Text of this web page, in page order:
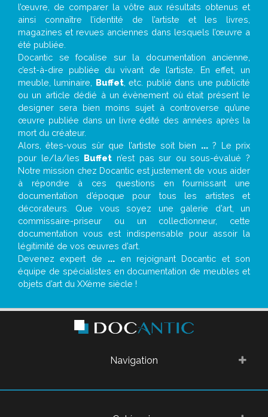
l’œuvre, de comparer la vôtre aux résultats obtenus et
ainsi connaître l’identité de l’artiste et les livres,
magazines et revues anciennes dans lesquels l’œuvre a
été publiée.
Docantic se focalise sur la documentation ancienne,
c’est-à-dire publiée du vivant de l’artiste. En effet, un
meuble, luminaire, Buffet, etc. publié dans une publicité
ou un article dédié à un évènement où était présent le
designer sera bien moins sujet à controverse qu’une
œuvre publiée dans un livre édité des années après la
mort du créateur.
Alors, êtes-vous sûr que l’artiste soit bien ...? Le prix
pour le/la/les Buffet n’est pas sur ou sous-évalué ?
Notre mission chez Docantic est justement de vous aider
à répondre à ces questions en fournissant une
documentation d’époque pour tous les artistes et
décorateurs. Que vous soyez une galerie d’art, un
commissaire-priseur ou un collectionneur, cette
documentation vous est indispensable pour assoir la
légitimité de vos œuvres d’art.
Devenez expert de ... en rejoignant Docantic et son
équipe de spécialistes en documentation de meubles et
objets d’art du XXème siècle !
Navigation